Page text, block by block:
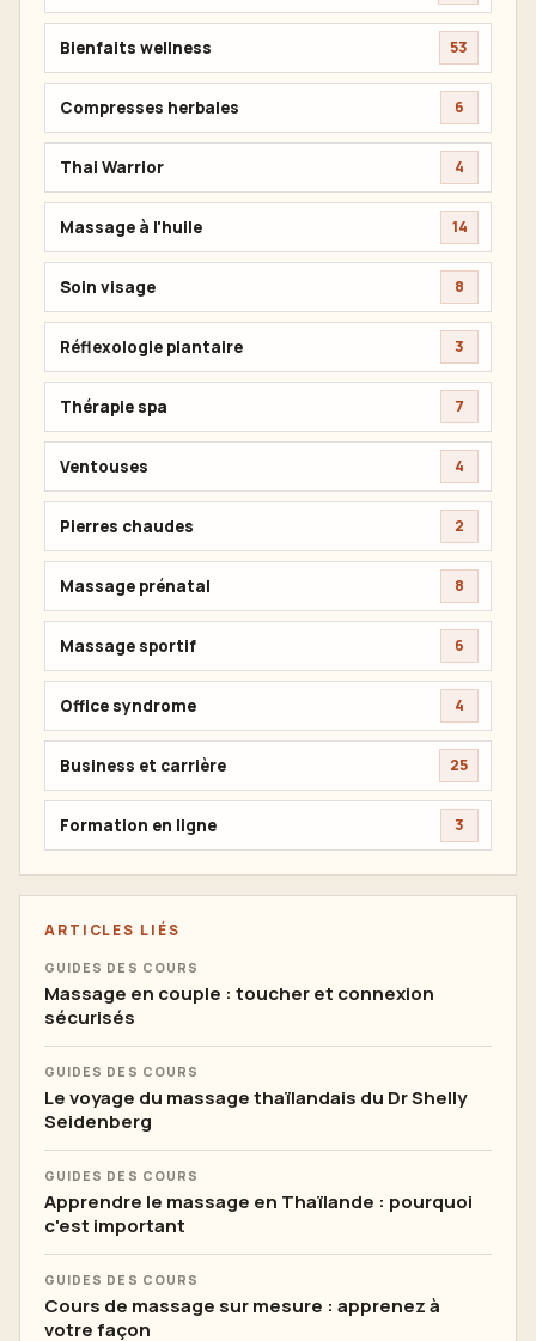
Bienfaits wellness 53
Compresses herbales 6
Thai Warrior 4
Massage à l'huile 14
Soin visage 8
Réflexologie plantaire 3
Thérapie spa 7
Ventouses 4
Pierres chaudes 2
Massage prénatal 8
Massage sportif 6
Office syndrome 4
Business et carrière 25
Formation en ligne 3
ARTICLES LIÉS
GUIDES DES COURS
Massage en couple : toucher et connexion
sécurisés
GUIDES DES COURS
Le voyage du massage thaïlandais du Dr Shelly
Seidenberg
GUIDES DES COURS
Apprendre le massage en Thaïlande : pourquoi
c'est important
GUIDES DES COURS
Cours de massage sur mesure : apprenez à
votre façon